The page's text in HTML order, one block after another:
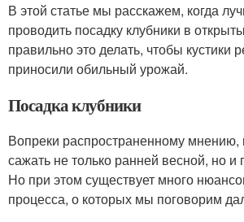
В этой статье мы расскажем, когда
проводить посадку клубники в
правильно это делать, чтобы кустики
приносили обильный урожай.
Посадка клубники
Вопреки распространенному мнению,
сажать не только ранней весной, но и
Но при этом существует много
процесса, о которых мы поговорим